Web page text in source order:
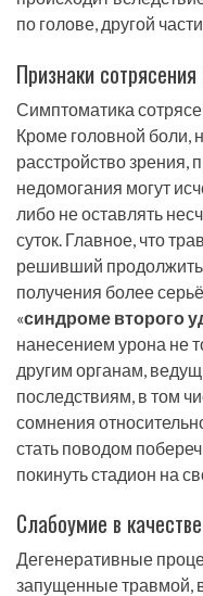
по голове, другой
Признаки сотрясения
Симптоматика
Кроме головной боли,
расстройство зрения,
недомогания могут
либо не оставлять
суток. Главное, что
решивший продолжить
получения более
«синдроме второго
нанесением урона не
другим органам,
последствиям, в том
сомнения
стать поводом
покинуть стадион на
Слабоумие в
Дегенеративные
запущенные травмой,